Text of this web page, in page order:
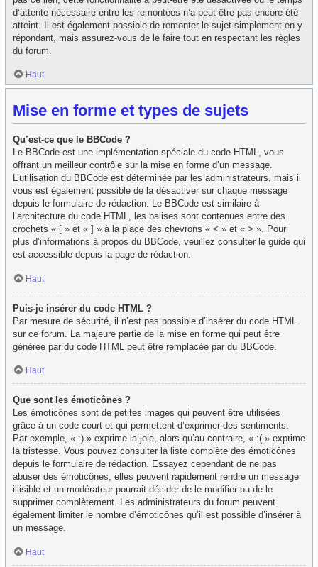
d’attente nécessaire entre les remontées n’a peut-être pas encore été
atteint. Il est également possible de remonter le sujet simplement en y
répondant, mais assurez-vous de le faire tout en respectant les règles
du forum.
Haut
Mise en forme et types de sujets
Qu’est-ce que le BBCode ?
Le BBCode est une implémentation spéciale du code HTML, vous
offrant un meilleur contrôle sur la mise en forme d’un message.
L’utilisation du BBCode est déterminée par les administrateurs, mais il
vous est également possible de la désactiver sur chaque message
depuis le formulaire de rédaction. Le BBCode est similaire à
l’architecture du code HTML, les balises sont contenues entre des
crochets « [ » et « ] » à la place des chevrons « < » et « > ». Pour
plus d’informations à propos du BBCode, veuillez consulter le guide qui
est accessible depuis la page de rédaction.
Haut
Puis-je insérer du code HTML ?
Par mesure de sécurité, il n’est pas possible d’insérer du code HTML
sur ce forum. La majeure partie de la mise en forme qui peut être
générée par du code HTML peut être remplacée par du BBCode.
Haut
Que sont les émoticônes ?
Les émoticônes sont de petites images qui peuvent être utilisées
grâce à un code court et qui permettent d’exprimer des sentiments.
Par exemple, « :) » exprime la joie, alors qu’au contraire, « :( » exprime
la tristesse. Vous pouvez consulter la liste complète des émoticônes
depuis le formulaire de rédaction. Essayez cependant de ne pas
abuser des émoticônes, elles peuvent rapidement rendre un message
illisible et un modérateur pourrait décider de le modifier ou de le
supprimer complètement. Les administrateurs du forum peuvent
également limiter le nombre d’émoticônes qu’il est possible d’insérer à
un message.
Haut